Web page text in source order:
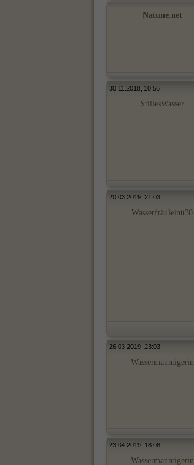
Natune.net
30.11.2018, 10:56
StillesWasser
20.03.2019, 21:03
Wasserfräuleinü30
26.03.2019, 23:03
Wassermanntigerin
23.04.2019, 18:08
Wassermanntigerin